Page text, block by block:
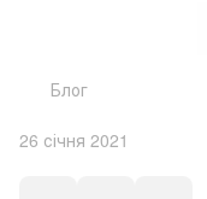
Блог
26 січня 2021